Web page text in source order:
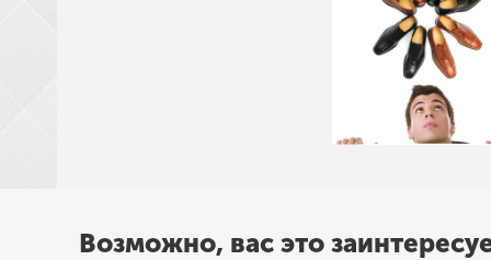
Возможно, вас это